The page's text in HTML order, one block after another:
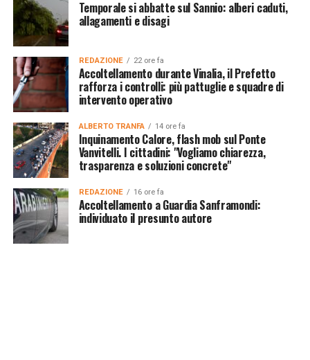
Temporale si abbatte sul Sannio: alberi caduti,
allagamenti e disagi
REDAZIONE 22 ore fa
Accoltellamento durante Vinalia, il Prefetto
rafforza i controlli: più pattuglie e squadre di
intervento operativo
ALBERTO TRANFA 14 ore fa
Inquinamento Calore, flash mob sul Ponte
Vanvitelli. I cittadini: "Vogliamo chiarezza,
trasparenza e soluzioni concrete"
REDAZIONE 16 ore fa
Accoltellamento a Guardia Sanframondi:
individuato il presunto autore